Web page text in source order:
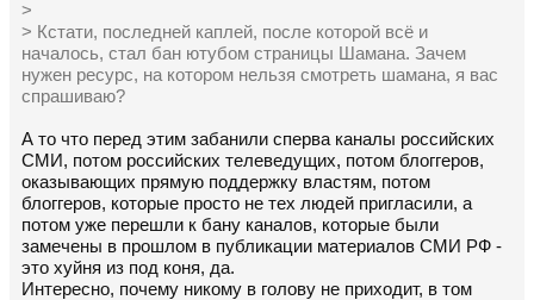
>
> Кстати, последней каплей, после которой всё и
началось, стал бан ютубом страницы Шамана. Зачем
нужен ресурс, на котором нельзя смотреть шамана, я вас
спрашиваю?
А то что перед этим забанили сперва каналы российских
СМИ, потом российских телеведущих, потом блоггеров,
оказывающих прямую поддержку властям, потом
блоггеров, которые просто не тех людей пригласили, а
потом уже перешли к бану каналов, которые были
замечены в прошлом в публикации материалов СМИ РФ -
это хуйня из под коня, да.
Интересно, почему никому в голову не приходит, в том